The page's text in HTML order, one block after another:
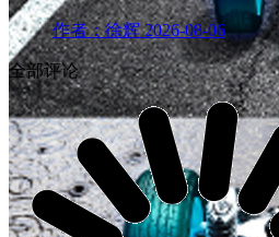
作者：徐辉 2026-08-06
全部评论